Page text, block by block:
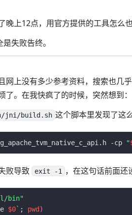
晚上12点，用官方提供的工具怎么
失败告终。
网上没有多少参考资料，搜索也几
。在我快疯了的时候，突然想到：
jni/build.sh 这个脚本里发现了这
-cp "
败导致 exit -1 ，在这句话前面还
bin"
$0` ; pwd )